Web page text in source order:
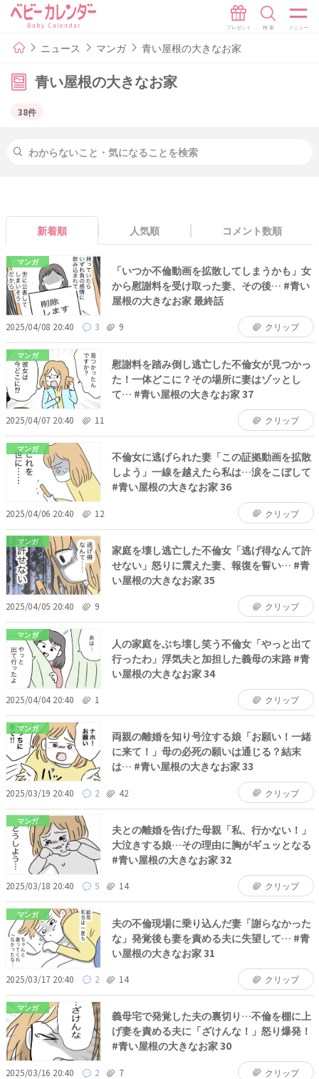
ニュース マンガ 青い屋根の大きなお家
青い屋根の大きなお家
38件
新着順 人気順 コメント数順
マンガ
「いつか不倫動画を拡散してしまうかも」女
から慰謝料を受け取った妻、その後… #青い
屋根の大きなお家 最終話
2025/04/08 20:40 3 9 クリップ
マンガ
慰謝料を踏み倒し逃亡した不倫女が見つかっ
た！一体どこに？その場所に妻はゾッとし
て… #青い屋根の大きなお家 37
2025/04/07 20:40 11 クリップ
マンガ
不倫女に逃げられた妻「この証拠動画を拡散
しよう」一線を越えたら私は…涙をこぼして
#青い屋根の大きなお家 36
2025/04/06 20:40 12 クリップ
マンガ
家庭を壊し逃亡した不倫女「逃げ得なんて許
せない」怒りに震えた妻、報復を誓い… #青
い屋根の大きなお家 35
2025/04/05 20:40 9 クリップ
マンガ
人の家庭をぶち壊し笑う不倫女「やっと出て
行ったわ」浮気夫と加担した義母の末路 #青
い屋根の大きなお家 34
2025/04/04 20:40 1 クリップ
マンガ
両親の離婚を知り号泣する娘「お願い！一緒
に来て！」母の必死の願いは通じる？結末
は… #青い屋根の大きなお家 33
2025/03/19 20:40 2 42 クリップ
マンガ
夫との離婚を告げた母親「私、行かない！」
大泣きする娘…その理由に胸がギュッとなる
#青い屋根の大きなお家 32
2025/03/18 20:40 5 14 クリップ
マンガ
夫の不倫現場に乗り込んだ妻「謝らなかった
な」発覚後も妻を責める夫に失望して… #青
い屋根の大きなお家 31
2025/03/17 20:40 2 14 クリップ
マンガ
義母宅で発覚した夫の裏切り…不倫を棚に上
げ妻を責める夫に「ざけんな！」怒り爆発！
#青い屋根の大きなお家 30
2025/03/16 20:40 2 7 クリップ